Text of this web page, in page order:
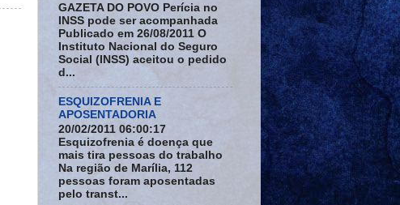
GAZETA DO POVO Perícia no
INSS pode ser acompanhada
Publicado em 26/08/2011 O
Instituto Nacional do Seguro
Social (INSS) aceitou o pedido
d...
ESQUIZOFRENIA E
APOSENTADORIA
20/02/2011 06:00:17
Esquizofrenia é doença que
mais tira pessoas do trabalho
Na região de Marília, 112
pessoas foram aposentadas
pelo transt...